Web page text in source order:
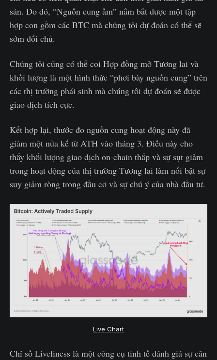
sản. Do đó, “Nguồn cung ấm” nắm bắt được một tập
hợp con gồm các BTC mà chúng tôi dự đoán có thể sẽ
sớm đổi chủ.
Chúng tôi cũng có thể coi Hợp đồng mở Tương lai và
khối lượng là một hình thức “phơi bày nguồn cung” trên
các thị trường phái sinh mà chúng tôi dự đoán sẽ được
giao dịch tích cực.
Kết hợp lại, thước đo nguồn cung hoạt động này đã
giảm một nửa kể từ ATH vào tháng 3. Điều này cho
thấy khối lượng giao dịch on-chain thấp và sự sụt giảm
trong hoạt động của thị trường Tương lai làm nổi bật sự
suy giảm ròng trong đầu cơ và sự chú ý của nhà đầu tư.
Live Chart
Chỉ số Liveliness là một công cụ tinh tế đánh giá sự cân